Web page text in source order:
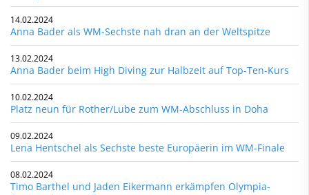
14.02.2024
Anna Bader als WM-Sechste nah dran an der Weltspitze
13.02.2024
Anna Bader beim High Diving zur Halbzeit auf Top-Ten-Kurs
10.02.2024
Platz neun für Rother/Lube zum WM-Abschluss in Doha
09.02.2024
Lena Hentschel als Sechste beste Europäerin im WM-Finale
08.02.2024
Timo Barthel und Jaden Eikermann erkämpfen Olympia-